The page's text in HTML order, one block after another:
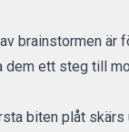
brainstormen är
dem ett steg till
biten plåt skärs